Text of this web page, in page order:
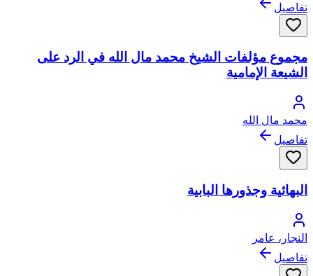
تفاصيل
مجموع مؤلفات الشيخ محمد مال الله في الرد على
الشيعة الإمامية
محمد مال الله
تفاصيل
البهائية وجذورها البابية
النجار، عامر
تفاصيل